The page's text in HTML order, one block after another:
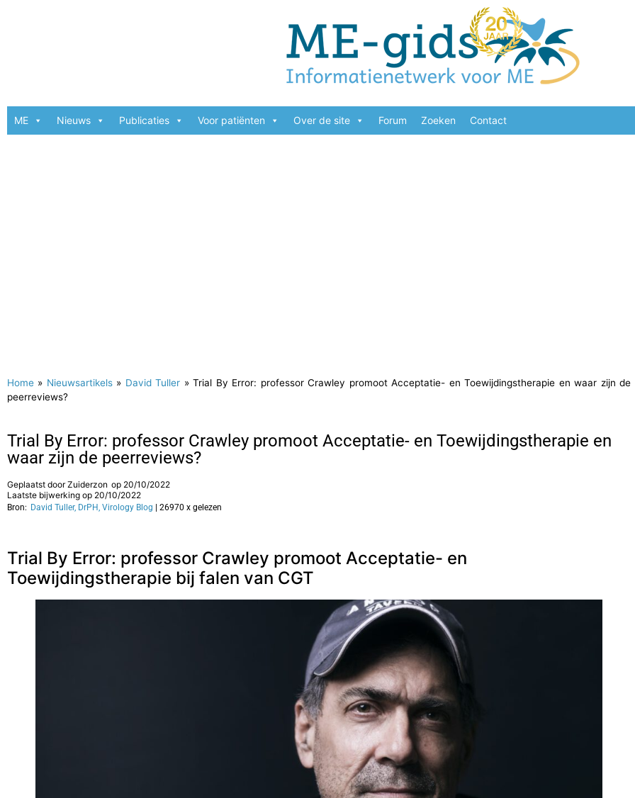
ME Nieuws Publicaties Voor patiënten Over de site Forum Zoeken Contact
Home » Nieuwsartikels» David Tuller »Trial By Error: professor Crawley promoot Acceptatie- en Toewijdingstherapie en waar zijn de
peerreviews?
Trial By Error: professor Crawley promoot Acceptatie- en Toewijdingstherapie en
waar zijn de peerreviews?
Geplaatst doorZuiderzon op 20/10/2022
Laatste bijwerking op 20/10/2022
Bron: David Tuller, DrPH, Virology Blog | 26970 x gelezen
Trial By Error: professor Crawley promoot Acceptatie- en
Toewijdingstherapie bij falen van CGT